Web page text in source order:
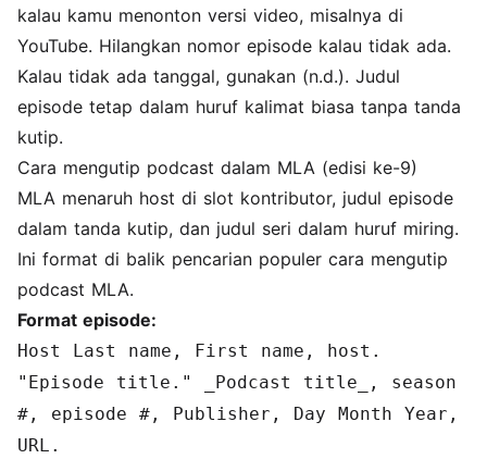
kalau kamu menonton versi video, misalnya di
YouTube. Hilangkan nomor episode kalau tidak ada.
Kalau tidak ada tanggal, gunakan (n.d.). Judul
episode tetap dalam huruf kalimat biasa tanpa tanda
kutip.
Cara mengutip podcast dalam MLA (edisi ke-9)
MLA menaruh host di slot kontributor, judul episode
dalam tanda kutip, dan judul seri dalam huruf miring.
Ini format di balik pencarian populer cara mengutip
podcast MLA.
Format episode:
Host Last name, First name, host.
"Episode title." _Podcast title_, season
#, episode #, Publisher, Day Month Year,
URL.